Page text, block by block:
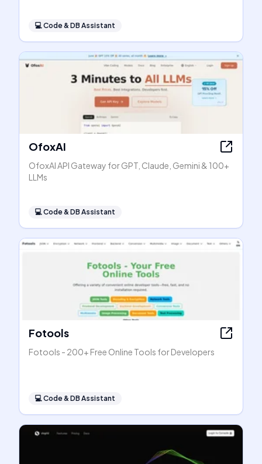
💻Code & DB Assistant
OfoxAI
OfoxAI API Gateway for GPT, Claude, Gemini & 100+
LLMs
💻Code & DB Assistant
Fotools
Fotools - 200+ Free Online Tools for Developers
💻Code & DB Assistant